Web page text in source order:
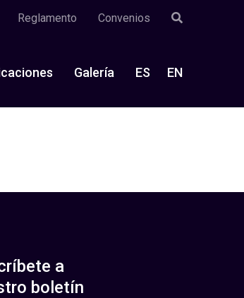
Reglamento Convenios
Galería ES EN
a
boletín